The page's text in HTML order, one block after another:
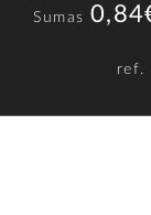
Sumas
ref.